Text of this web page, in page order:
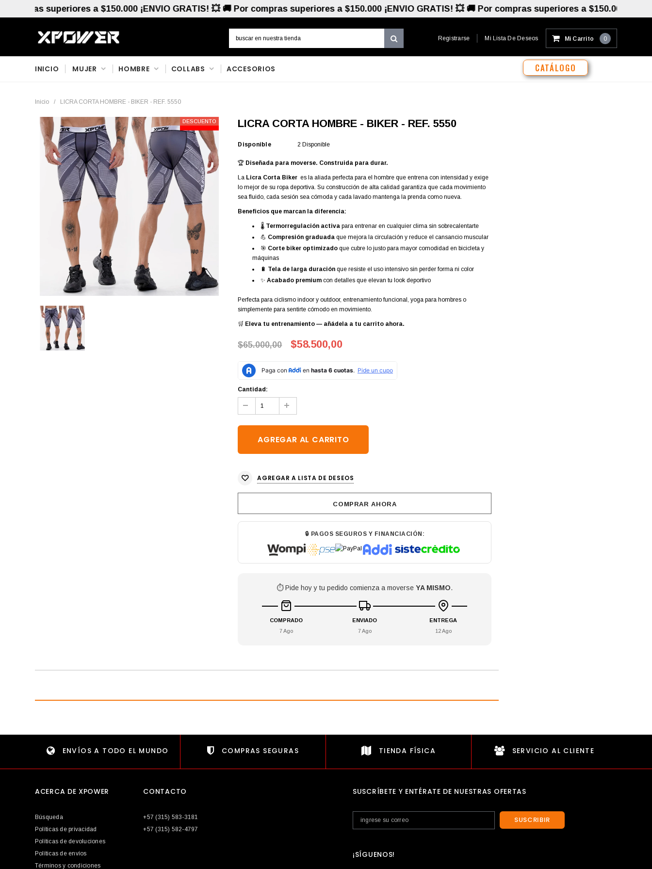
superiores a $150.000 ¡ENVIO GRATIS! 💥 🚚 Por compras superiores a $150.000 ¡ENVIO GRATIS! 💥 🚚 Por compras superiores a $150.000 ¡ENVIO
Mi Carrito 0
Registrarse Mi Lista De Deseos
INICIO MUJER HOMBRE COLLABS ACCESORIOS CATÁLOGO
Inicio / LICRA CORTA HOMBRE - BIKER - REF. 5550
DESCUENTO LICRA CORTA HOMBRE - BIKER - REF. 5550
Disponible 2 Disponible
🏆 Diseñada para moverse. Construida para durar.
La Licra Corta Biker es la aliada perfecta para el hombre que entrena con intensidad y exige
lo mejor de su ropa deportiva. Su construcción de alta calidad garantiza que cada movimiento
sea fluido, cada sesión sea cómoda y cada lavado mantenga la prenda como nueva.
Beneficios que marcan la diferencia:
🌡️ Termorregulación activa para entrenar en cualquier clima sin sobrecalentarte
💪 Compresión graduada que mejora la circulación y reduce el cansancio muscular
🎯 Corte biker optimizado que cubre lo justo para mayor comodidad en bicicleta y
máquinas
🔋 Tela de larga duración que resiste el uso intensivo sin perder forma ni color
✨Acabado premium con detalles que elevan tu look deportivo
Perfecta para ciclismo indoor y outdoor, entrenamiento funcional, yoga para hombres o
simplemente para sentirte cómodo en movimiento.
🛒 Eleva tu entrenamiento — añádela a tu carrito ahora.
$65.000,00 $58.500,00
Cantidad:
AGREGAR A LISTA DE DESEOS
COMPRAR AHORA
🔒 PAGOS SEGUROS Y FINANCIACIÓN:
⏱️ Pide hoy y tu pedido comienza a moverseYA MISMO.
COMPRADO
7 Ago
ENVIADO
7 Ago
ENTREGA
12 Ago
ENVÍOS A TODO EL MUNDO COMPRAS SEGURAS TIENDA FÍSICA SERVICIO AL CLIENTE
ACERCA DE XPOWER
Búsqueda
Políticas de privacidad
Políticas de devoluciones
Políticas de envíos
Términos y condiciones
CONTACTO
+57 (315) 583-3181
+57 (315) 582-4797
SUSCRÍBETE Y ENTÉRATE DE NUESTRAS OFERTAS
SUSCRIBIR
¡SÍGUENOS!